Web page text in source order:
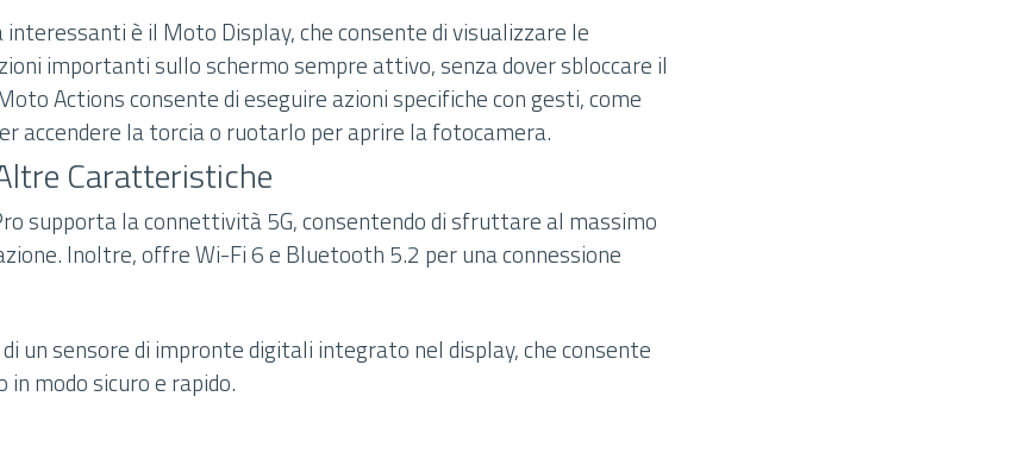
è il Moto Display, che consente di visualizzare le
importanti sullo schermo sempre attivo, senza dover sbloccare il
Actions consente di eseguire azioni specifiche con gesti, come
accendere la torcia o ruotarlo per aprire la fotocamera.
Caratteristiche
supporta la connettività 5G, consentendo di sfruttare al massimo
Inoltre, offre Wi-Fi 6 e Bluetooth 5.2 per una connessione
un sensore di impronte digitali integrato nel display, che consente
modo sicuro e rapido.